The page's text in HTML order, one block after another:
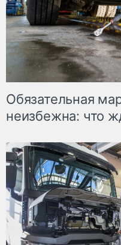
Обязательная
неизбежна: что